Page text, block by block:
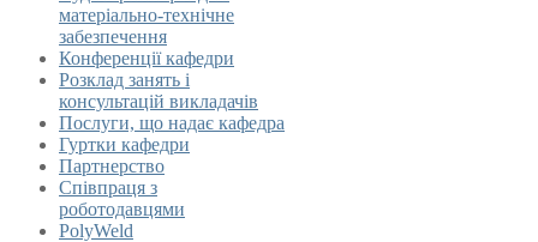
матеріально-технічне
забезпечення
Конференції кафедри
Розклад занять і
консультацій викладачів
Послуги, що надає кафедра
Гуртки кафедри
Партнерство
Співпраця з
роботодавцями
PolyWeld